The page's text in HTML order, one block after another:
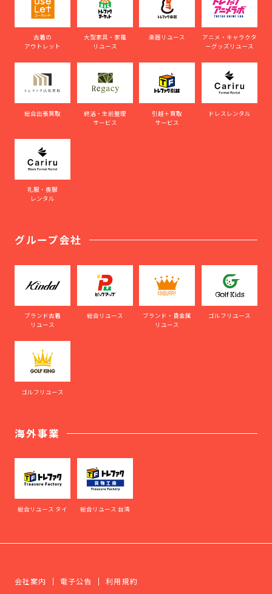
古着の
アウトレット
大型家具・家電
リユース
楽器リユース
アニメ・キャラクタ
ーグッズリユース
総合出張買取
終活・生前整理
サービス
引越＋買取
サービス
ドレスレンタル
礼服・喪服
レンタル
グループ会社
ブランド古着
リユース
総合リユース
ブランド・貴金属
リユース
ゴルフリユース
ゴルフリユース
海外事業
総合リユース タイ 総合リユース 台湾
会社案内 電子公告
利用規約